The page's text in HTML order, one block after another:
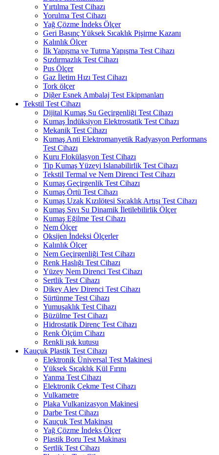
Yırtılma Test Cihazı
Yorulma Test Cihazı
Yağ Çözme İndeks Ölçer
Geri Basınç Yüksek Sıcaklık Pişirme Kazanı
Kalınlık Ölçer
İlk Yapışma ve Tutma Yapışma Test Cihazı
Sızdırmazlık Test Cihazı
Pus Ölçer
Gaz İletim Hızı Test Cihazı
Tork ölçer
Diğer Esnek Ambalaj Test Ekipmanları
Tekstil Test Cihazı
Dijital Kumaş Su Geçirgenliği Test Cihazı
Kumaş İndüksiyon Elektrostatik Test Cihazı
Mekanik Test Cihazı
Kumaş Anti Elektromanyetik Radyasyon Performans
Test Cihazı
Kuru Flokülasyon Test Cihazı
Tip Kumaş Yüzeyi Islanabilirlik Test Cihazı
Tekstil Termal ve Nem Direnci Test Cihazı
Kumaş Geçirgenlik Test Cihazı
Kumaş Örtü Test Cihazı
Kumaş Uzak Kızılötesi Sıcaklık Artışı Test Cihazı
Kumaş Sıvı Su Dinamik İletilebilirlik Ölçer
Kumaş Eğilme Test Cihazı
Nem Ölçer
Oksijen İndeksi Ölçerler
Kalınlık Ölçer
Nem Geçirgenliği Test Cihazı
Renk Haslığı Test Cihazı
Yüzey Nem Direnci Test Cihazı
Sertlik Test Cihazı
Dikey Alev Direnci Test Cihazı
Sürtünme Test Cihazı
Yumuşaklık Test Cihazı
Büzülme Test Cihazı
Hidrostatik Direnç Test Cihazı
Renk Ölçüm Cihazı
Renkli ışık kutusu
Kauçuk Plastik Test Cihazı
Elektronik Üniversal Test Makinesi
Yüksek Sıcaklık Kül Fırını
Yanma Test Cihazı
Elektronik Çekme Test Cihazı
Vulkametre
Plaka Vulkanizasyon Makinesi
Darbe Test Cihazı
Kauçuk Test Makinası
Yağ Çözme İndeks Ölçer
Plastik Boru Test Makinası
Sertlik Test Cihazı